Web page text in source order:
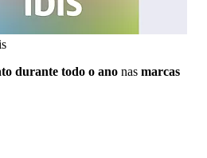
durante todo o ano nas marcas